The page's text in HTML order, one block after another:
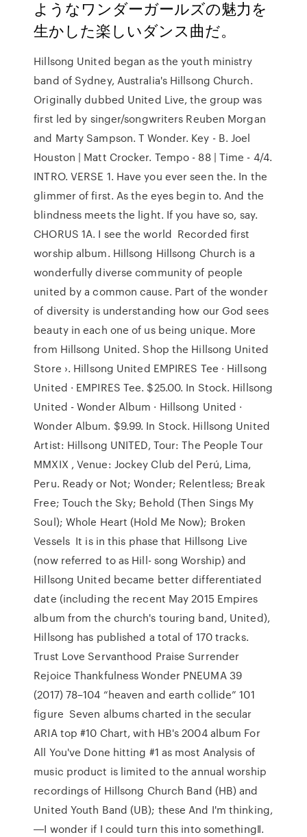
ようなワンダーガールズの魅力を
生かした楽しいダンス曲だ。
Hillsong United began as the youth ministry
band of Sydney, Australia's Hillsong Church.
Originally dubbed United Live, the group was
first led by singer/songwriters Reuben Morgan
and Marty Sampson. T Wonder. Key - B. Joel
Houston | Matt Crocker. Tempo - 88 | Time - 4/4.
INTRO. VERSE 1. Have you ever seen the. In the
glimmer of first. As the eyes begin to. And the
blindness meets the light. If you have so, say.
CHORUS 1A. I see the world Recorded first
worship album. Hillsong Hillsong Church is a
wonderfully diverse community of people
united by a common cause. Part of the wonder
of diversity is understanding how our God sees
beauty in each one of us being unique. More
from Hillsong United. Shop the Hillsong United
Store ›. Hillsong United EMPIRES Tee · Hillsong
United · EMPIRES Tee. $25.00. In Stock. Hillsong
United - Wonder Album · Hillsong United ·
Wonder Album. $9.99. In Stock. Hillsong United
Artist: Hillsong UNITED, Tour: The People Tour
MMXIX , Venue: Jockey Club del Perú, Lima,
Peru. Ready or Not; Wonder; Relentless; Break
Free; Touch the Sky; Behold (Then Sings My
Soul); Whole Heart (Hold Me Now); Broken
Vessels It is in this phase that Hillsong Live
(now referred to as Hill- song Worship) and
Hillsong United became better differentiated
date (including the recent May 2015 Empires
album from the church's touring band, United),
Hillsong has published a total of 170 tracks.
Trust Love Servanthood Praise Surrender
Rejoice Thankfulness Wonder PNEUMA 39
(2017) 78–104 “heaven and earth collide” 101
figure Seven albums charted in the secular
ARIA top #10 Chart, with HB's 2004 album For
All You've Done hitting #1 as most Analysis of
music product is limited to the annual worship
recordings of Hillsong Church Band (HB) and
United Youth Band (UB); these And I'm thinking,
―I wonder if I could turn this into something‖.